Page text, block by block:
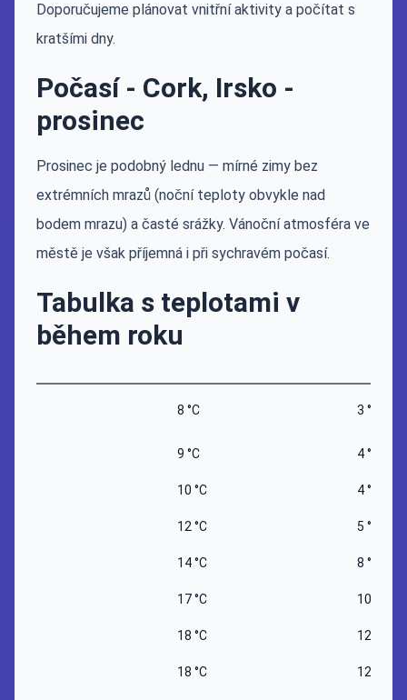
Doporučujeme plánovat vnitřní aktivity a počítat s
kratšími dny.
Počasí - Cork, Irsko -
prosinec
Prosinec je podobný lednu — mírné zimy bez
extrémních mrazů (noční teploty obvykle nad
bodem mrazu) a časté srážky. Vánoční atmosféra ve
městě je však příjemná i při sychravém počasí.
Tabulka s teplotami v
během roku
8 °C 3 °C
9 °C 4 °C
10 °C 4 °C
12 °C 5 °C
14 °C 8 °C
17 °C 10 °C
18 °C 12 °C
18 °C 12 °C